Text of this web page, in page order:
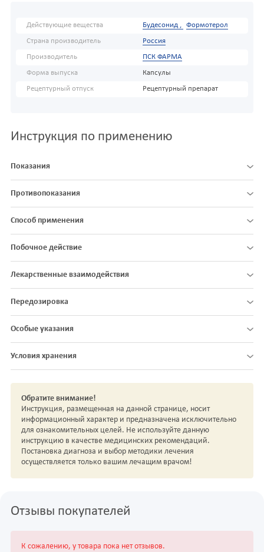
Действующие вещества Будесонид , Формотерол
Страна производитель Россия
Производитель ПСК ФАРМА
Форма выпуска Капсулы
Рецептурный отпуск Рецептурный препарат
Инструкция по применению
Показания
Противопоказания
Способ применения
Побочное действие
Лекарственные взаимодействия
Передозировка
Особые указания
Условия хранения
Обратите внимание!
Инструкция, размещенная на данной странице, носит
информационный характер и предназначена исключительно
для ознакомительных целей. Не используйте данную
инструкцию в качестве медицинских рекомендаций.
Постановка диагноза и выбор методики лечения
осуществляется только вашим лечащим врачом!
Отзывы покупателей
К сожалению, у товара пока нет отзывов.